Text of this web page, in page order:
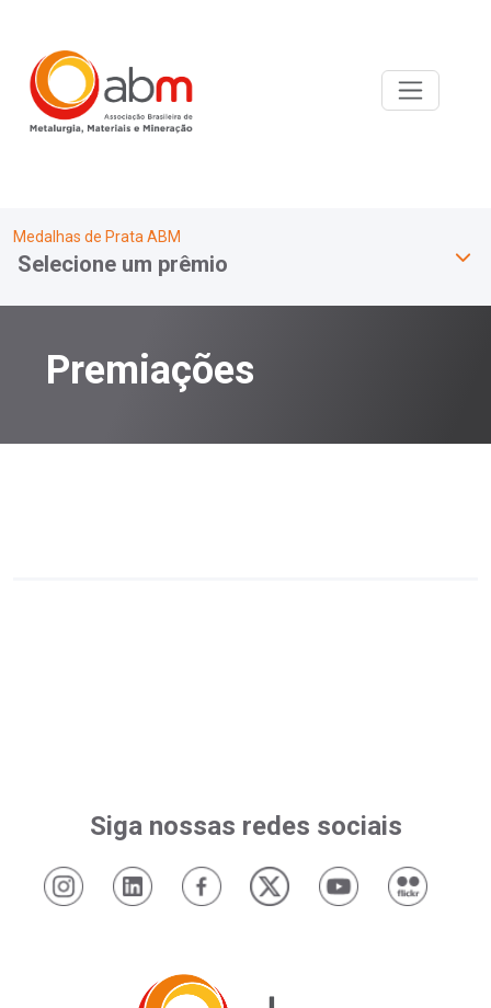
Medalhas de Prata ABM
Selecione um prêmio
Premiações
Siga nossas redes sociais